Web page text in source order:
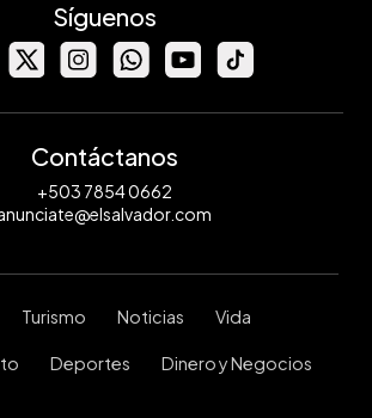
Síguenos
Contáctanos
+503 7854 0662
Turismo Noticias Vida
Deportes Dinero y Negocios